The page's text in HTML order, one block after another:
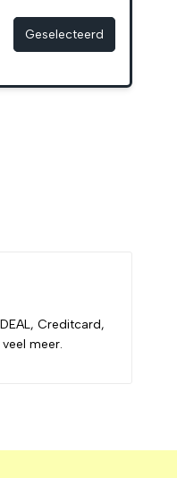
Geselecteerd
Creditcard,
meer.